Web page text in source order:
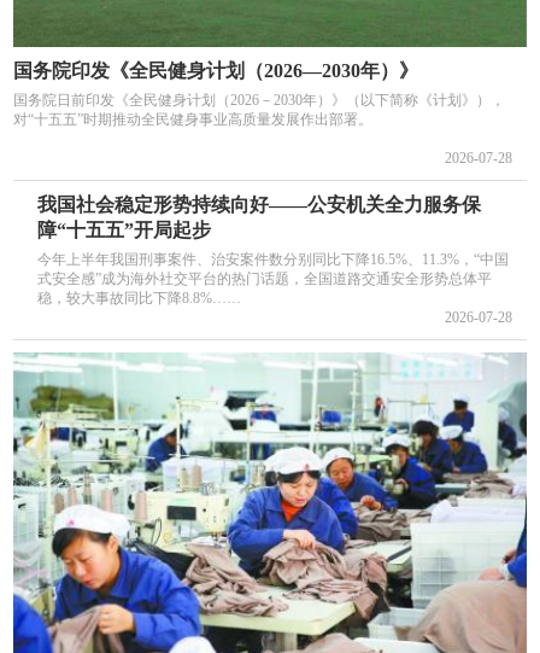
国务院印发《全民健身计划（2026—2030年）》
国务院日前印发《全民健身计划（2026－2030年）》（以下简称《计划》），
对“十五五”时期推动全民健身事业高质量发展作出部署。
2026-07-28
我国社会稳定形势持续向好——公安机关全力服务保
障“十五五”开局起步
今年上半年我国刑事案件、治安案件数分别同比下降16.5%、11.3%，“中国
式安全感”成为海外社交平台的热门话题，全国道路交通安全形势总体平
稳，较大事故同比下降8.8%……
2026-07-28